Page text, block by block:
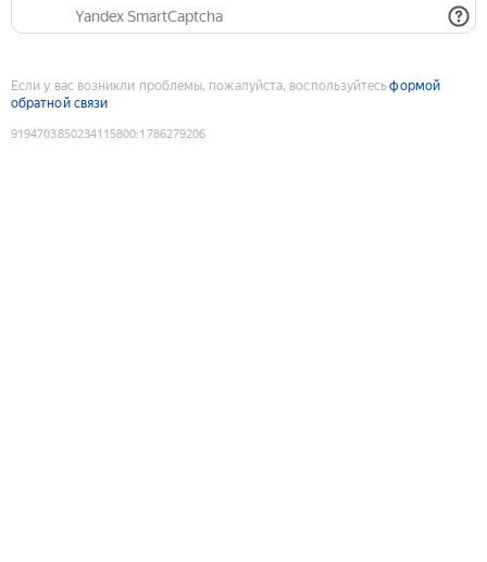
Yandex SmartCaptcha
Если у вас возникли проблемы, пожалуйста, воспользуйтесьформой
обратной связи
9194703850234115800:1786279206